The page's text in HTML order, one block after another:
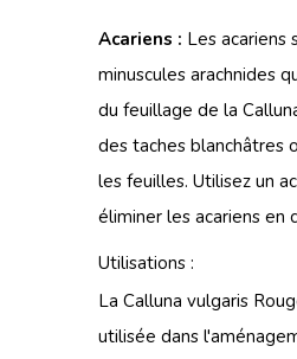
Acariens : Les acariens
minuscules arachnides
du feuillage de la
des taches blanchâtres
les feuilles. Utilisez un
éliminer les acariens en
Utilisations :
La Calluna vulgaris
utilisée dans